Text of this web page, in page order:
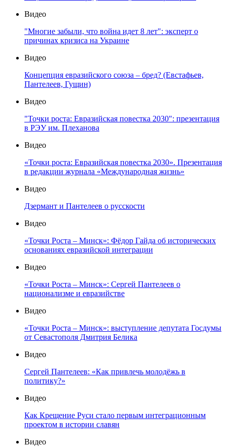
Видео
"Многие забыли, что война идет 8 лет": эксперт о
причинах кризиса на Украине
Видео
Концепция евразийского союза – бред? (Евстафьев,
Пантелеев, Гущин)
Видео
"Точки роста: Евразийская повестка 2030": презентация
в РЭУ им. Плеханова
Видео
«Точки роста: Евразийская повестка 2030». Презентация
в редакции журнала «Международная жизнь»
Видео
Дзермант и Пантелеев о русскости
Видео
«Точки Роста – Минск»: Фёдор Гайда об исторических
основаниях евразийской интеграции
Видео
«Точки Роста – Минск»: Сергей Пантелеев о
национализме и евразийстве
Видео
«Точки Роста – Минск»: выступление депутата Госдумы
от Севастополя Дмитрия Белика
Видео
Сергей Пантелеев: «Как привлечь молодёжь в
политику?»
Видео
Как Крещение Руси стало первым интеграционным
проектом в истории славян
Видео